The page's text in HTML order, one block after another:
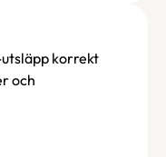
utsläpp korrekt
och